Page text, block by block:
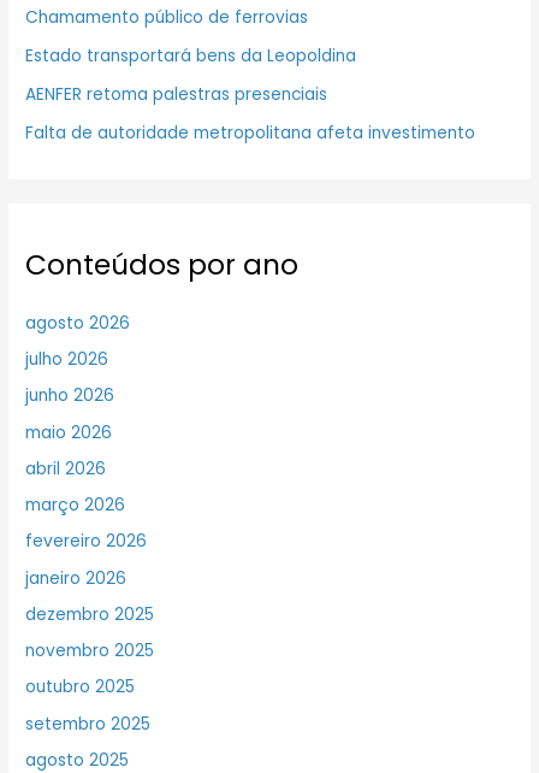
Chamamento público de ferrovias
Estado transportará bens da Leopoldina
AENFER retoma palestras presenciais
Falta de autoridade metropolitana afeta investimento
Conteúdos por ano
agosto 2026
julho 2026
junho 2026
maio 2026
abril 2026
março 2026
fevereiro 2026
janeiro 2026
dezembro 2025
novembro 2025
outubro 2025
setembro 2025
agosto 2025